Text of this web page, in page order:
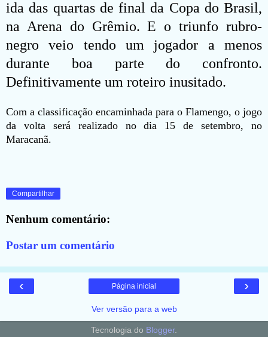
ida das quartas de final da Copa do Brasil,
na Arena do Grêmio. E o triunfo rubro-
negro veio tendo um jogador a menos
durante boa parte do confronto.
Definitivamente um roteiro inusitado.
Com a classificação encaminhada para o Flamengo, o jogo
da volta será realizado no dia 15 de setembro, no
Maracanã.
Compartilhar
Nenhum comentário:
Postar um comentário
‹ ›
Página inicial
Ver versão para a web
Tecnologia do Blogger.